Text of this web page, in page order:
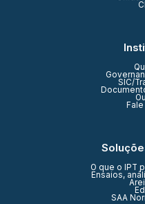
SIC/
O que o IPT
Ensaios,
SAA